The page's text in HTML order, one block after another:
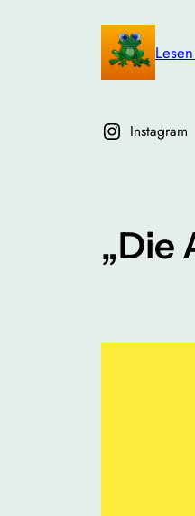
Instagram
„Die